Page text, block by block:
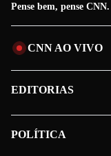
Pense bem, pense CNN.
CNN AO VIVO
EDITORIAS
POLÍTICA